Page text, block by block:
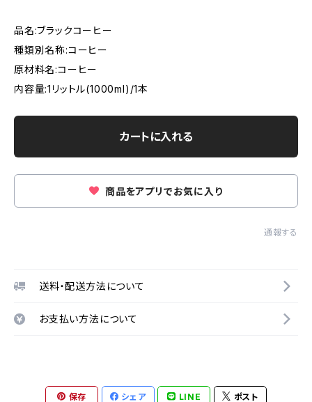
品名:ブラックコーヒー
種類別名称:コーヒー
原材料名:コーヒー
内容量:1リットル(1000ml)/1本
カートに入れる
商品をアプリでお気に入り
通報する
送料・配送方法について
お支払い方法について
保存 シェア LINE ポスト